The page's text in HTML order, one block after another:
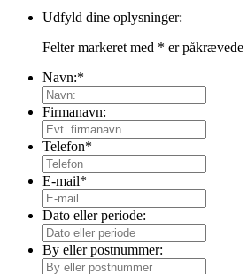
Udfyld dine oplysninger:
Felter markeret med * er påkrævede
Navn:*
Firmanavn:
Telefon*
E-mail*
Dato eller periode:
By eller postnummer: